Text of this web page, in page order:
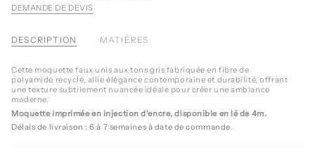
DEMANDE DE DEVIS
DESCRIPTION MATIÈRES
Cette moquette faux unis aux tons gris fabriquée en fibre de
polyamide recyclé, allie élégance contemporaine et durabilité, offrant
une texture subtilement nuancée idéale pour créer une ambiance
moderne.
Moquette imprimée en injection d'encre, disponible en lé de 4m.
Délais de livraison : 6 à 7 semaines à date de commande.